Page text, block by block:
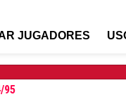
JUGADORES
95